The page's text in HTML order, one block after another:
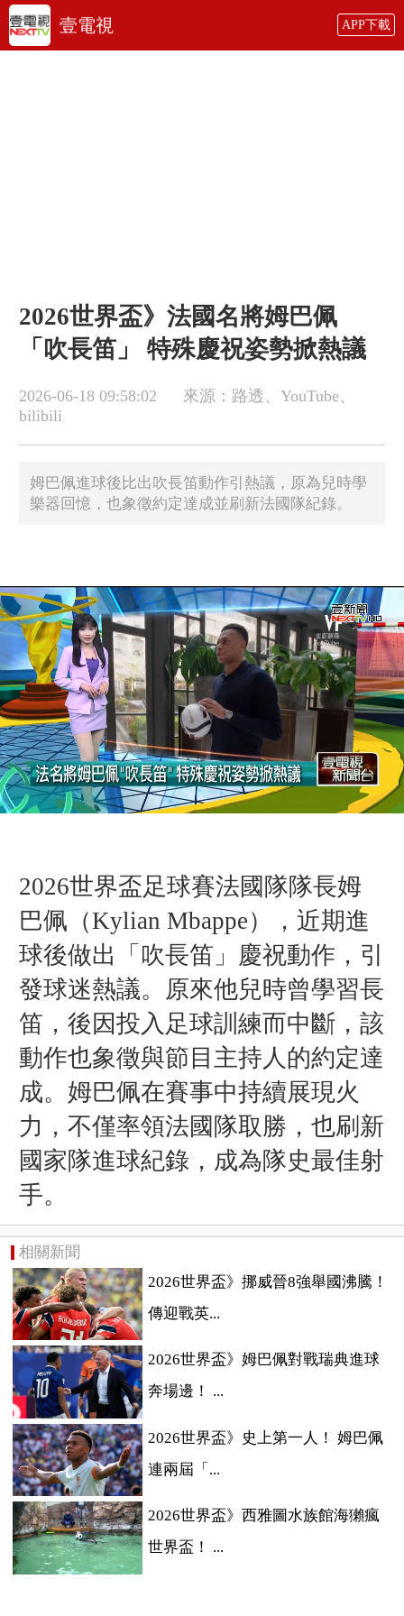
壹電視 APP下載
2026世界盃》法國名將姆巴佩
「吹長笛」 特殊慶祝姿勢掀熱議
2026-06-18 09:58:02
來源：路透、YouTube、
bilibili
姆巴佩進球後比出吹長笛動作引熱議，原為兒時學
樂器回憶，也象徵約定達成並刷新法國隊紀錄。
2026世界盃足球賽法國隊隊長姆
巴佩（Kylian Mbappe），近期進
球後做出「吹長笛」慶祝動作，引
發球迷熱議。原來他兒時曾學習長
笛，後因投入足球訓練而中斷，該
動作也象徵與節目主持人的約定達
成。姆巴佩在賽事中持續展現火
力，不僅率領法國隊取勝，也刷新
國家隊進球紀錄，成為隊史最佳射
手。
相關新聞
2026世界盃》挪威晉8強舉國沸騰！
傳迎戰英...
2026世界盃》姆巴佩對戰瑞典進球
奔場邊！ ...
2026世界盃》史上第一人！ 姆巴佩
連兩屆「...
2026世界盃》西雅圖水族館海獺瘋
世界盃！ ...